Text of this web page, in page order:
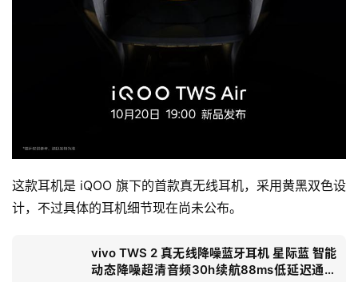
这款耳机是 iQOO 旗下的首款真无线耳机，采用黄黑双色设
计，不过具体的耳机细节现在尚未公布。
vivo TWS 2 真无线降噪蓝牙耳机 星际蓝 智能
动态降噪超清音频30h续航88ms低延迟通用